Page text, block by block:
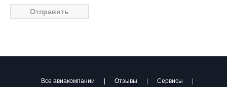
Все авиакомпании | Отзывы | Сервисы |